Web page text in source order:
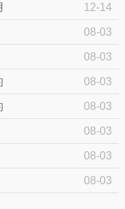
12-14
08-03
08-03
08-03
08-03
08-03
08-03
08-03